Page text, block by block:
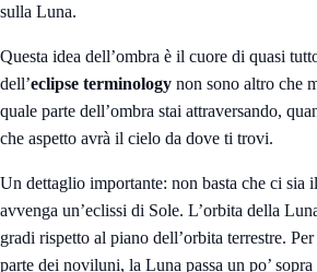
sulla Luna.
Questa idea dell’ombra è il cuore di quasi
dell’eclipse terminology non sono altro che
quale parte dell’ombra stai attraversando,
che aspetto avrà il cielo da dove ti trovi.
Un dettaglio importante: non basta che ci sia
avvenga un’eclissi di Sole. L’orbita della
gradi rispetto al piano dell’orbita terrestre.
parte dei noviluni, la Luna passa un po’